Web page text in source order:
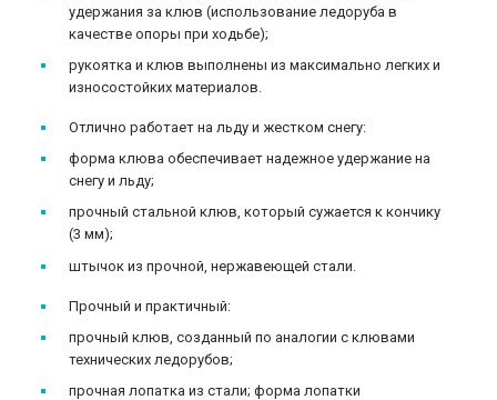
удержания за клюв (использование ледоруба в
качестве опоры при ходьбе);
рукоятка и клюв выполнены из максимально легких и
износостойких материалов.
Отлично работает на льду и жестком снегу:
форма клюва обеспечивает надежное удержание на
снегу и льду;
прочный стальной клюв, который сужается к кончику
(3 мм);
штычок из прочной, нержавеющей стали.
Прочный и практичный:
прочный клюв, созданный по аналогии с клювами
технических ледорубов;
прочная лопатка из стали; форма лопатки